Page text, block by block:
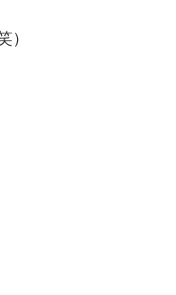
）